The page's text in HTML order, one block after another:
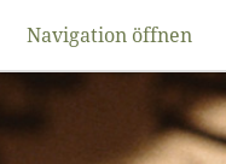
Navigation öffnen